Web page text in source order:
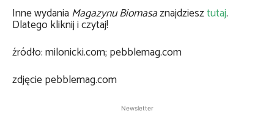
Inne wydaniaMagazynu Biomasaznajdziesztutaj.
Dlatego kliknij i czytaj!
źródło: milonicki.com; pebblemag.com
zdjęcie pebblemag.com
Newsletter